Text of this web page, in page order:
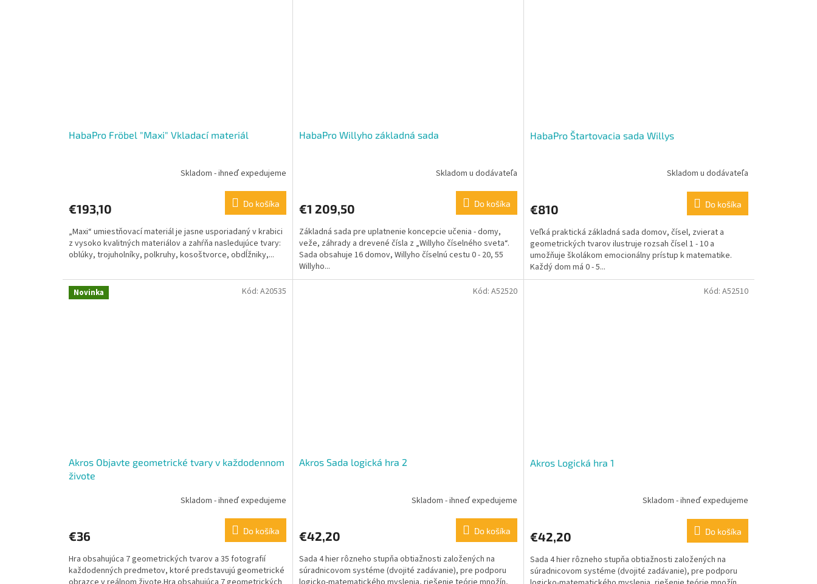
HabaPro Fröbel "Maxi" Vkladací materiál
Skladom - ihneď expedujeme
€193,10 Do košíka
„Maxi“ umiestňovací materiál je jasne usporiadaný v krabici
z vysoko kvalitných materiálov a zahŕňa nasledujúce tvary:
oblúky, trojuholníky, polkruhy, kosoštvorce, obdĺžniky,...
HabaPro Willyho základná sada
Skladom u dodávateľa
€1 209,50 Do košíka
Základná sada pre uplatnenie koncepcie učenia - domy,
veže, záhrady a drevené čísla z „Willyho číselného sveta“.
Sada obsahuje 16 domov, Willyho číselnú cestu 0 - 20, 55
Willyho...
HabaPro Štartovacia sada Willys
Skladom u dodávateľa
€810 Do košíka
Veľká praktická základná sada domov, čísel, zvierat a
geometrických tvarov ilustruje rozsah čísel 1 - 10 a
umožňuje školákom emocionálny prístup k matematike.
Každý dom má 0 - 5...
Novinka
Akros Objavte geometrické tvary v každodennom
živote
Skladom - ihneď expedujeme
€36 Do košíka
Hra obsahujúca 7 geometrických tvarov a 35 fotografií
každodenných predmetov, ktoré predstavujú geometrické
Kód:A20535
Akros Sada logická hra 2
Skladom - ihneď expedujeme
€42,20 Do košíka
Sada 4 hier rôzneho stupňa obtiažnosti založených na
súradnicovom systéme (dvojité zadávanie), pre podporu
Kód: A52520
Akros Logická hra 1
Skladom - ihneď expedujeme
€42,20 Do košíka
Sada 4 hier rôzneho stupňa obtiažnosti založených na
súradnicovom systéme (dvojité zadávanie), pre podporu
Kód: A52510